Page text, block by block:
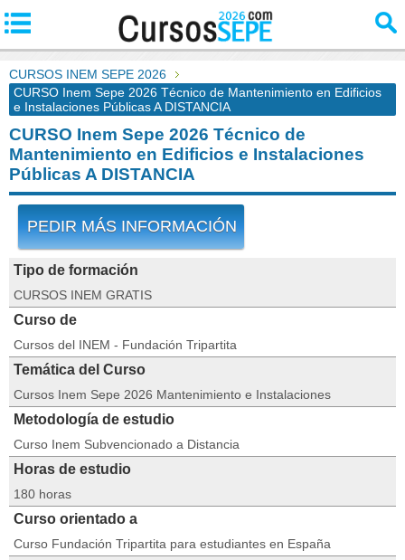
CURSOS INEM SEPE 2026
CURSO Inem Sepe 2026 Técnico de Mantenimiento en Edificios
e Instalaciones Públicas A DISTANCIA
CURSO Inem Sepe 2026 Técnico de
Mantenimiento en Edificios e Instalaciones
Públicas A DISTANCIA
PEDIR MÁS INFORMACIÓN
Tipo de formación
CURSOS INEM GRATIS
Curso de
Cursos del INEM - Fundación Tripartita
Temática del Curso
Cursos Inem Sepe 2026 Mantenimiento e Instalaciones
Metodología de estudio
Curso Inem Subvencionado a Distancia
Horas de estudio
180 horas
Curso orientado a
Curso Fundación Tripartita para estudiantes en España